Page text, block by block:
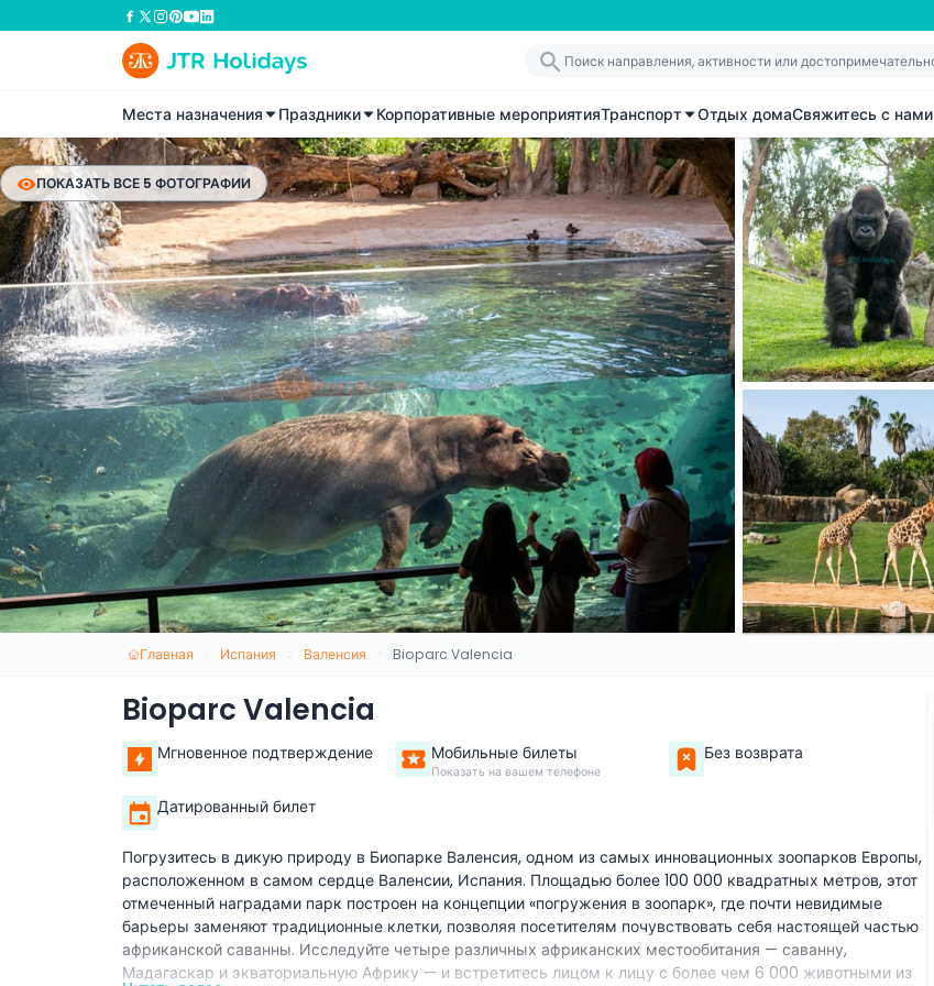
Места назначения Праздники Корпоративные мероприятияТранспорт Отдых домаСвяжитесь с нами
ПОКАЗАТЬ ВСЕ 5 ФОТОГРАФИИ
Главная Испания Валенсия Bioparc Valencia
Bioparc Valencia
Мгновенное подтверждение Мобильные билеты
Показать на вашем телефоне
Без возврата
Датированный билет
Погрузитесь в дикую природу в Биопарке Валенсия, одном из самых инновационных зоопарков Европы,
расположенном в самом сердце Валенсии, Испания. Площадью более 100 000 квадратных метров, этот
отмеченный наградами парк построен на концепции «погружения в зоопарк», где почти невидимые
барьеры заменяют традиционные клетки, позволяя посетителям почувствовать себя настоящей частью
африканской саванны. Исследуйте четыре различных африканских местообитания — саванну,
Мадагаскар и экваториальную Африку — и встретитесь лицом к лицу с более чем 6 000 животными из